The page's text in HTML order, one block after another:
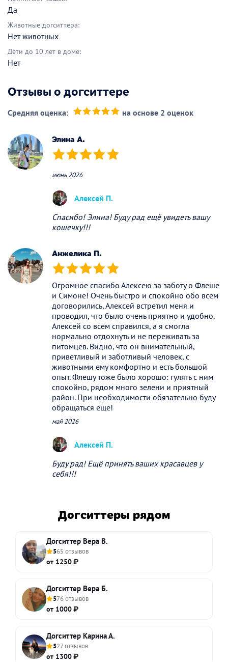
Да
Животные догситтера:
Нет животных
Дети до 10 лет в доме:
Нет
Отзывы о догситтере
Средняя оценка: на основе 2 оценок
Элина А.
(*) (*) (*) (*) (*)
июнь 2026
Алексей П.
Спасибо! Элина! Буду рад ещё увидеть вашу
кошечку!!!
Анжелика П.
(*) (*) (*) (*) (*)
Огромное спасибо Алексею за заботу о Флеше
и Симоне! Очень быстро и спокойно обо всем
договорились, Алексей встретил меня и
проводил, что было очень приятно и удобно.
Алексей со всем справился, а я смогла
нормально отдохнуть и не переживать за
питомцев. Видно, что он внимательный,
приветливый и заботливый человек, с
животными ему комфортно и есть большой
опыт. Флешу тоже было хорошо: гулять с ним
спокойно, рядом много зелени и приятный
район. При необходимости обязательно буду
обращаться еще!
май 2026
Алексей П.
Буду рад! Ещё принять ваших красавцев у
себя!!!
Догситтеры рядом
Догситтер Вера В.
565 отзывов
от 1250 ₽
Догситтер Вера Б.
576 отзывов
от 1000 ₽
Догситтер Карина А.
527 отзывов
от 1300 ₽